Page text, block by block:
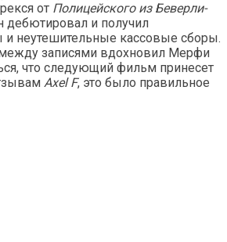
от Полицейского из Беверли-
и получил
неутешительные кассовые сборы.
записями вдохновил Мерфи
что следующий фильм принесет
Axel F, это было правильное